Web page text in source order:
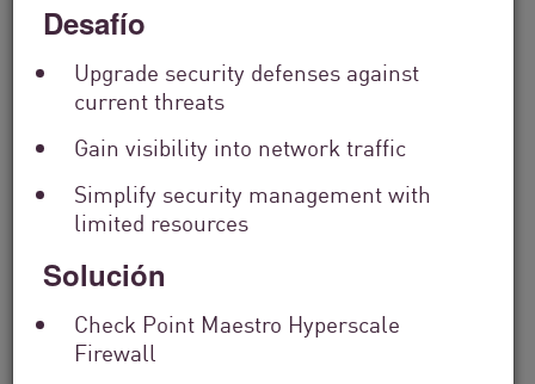
Desafío
Upgrade security defenses against
current threats
Gain visibility into network traffic
Simplify security management with
limited resources
Solución
Check Point Maestro Hyperscale
Firewall
by
Search